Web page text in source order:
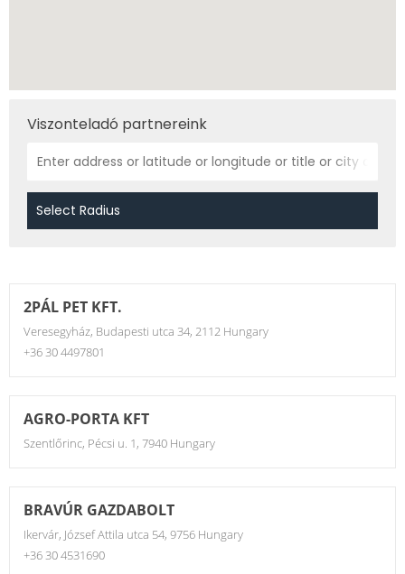
Viszonteladó partnereink
2PÁL PET KFT.
Veresegyház, Budapesti utca 34, 2112 Hungary
+36 30 4497801
AGRO-PORTA KFT
Szentlőrinc, Pécsi u. 1, 7940 Hungary
BRAVÚR GAZDABOLT
Ikervár, József Attila utca 54, 9756 Hungary
+36 30 4531690